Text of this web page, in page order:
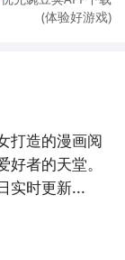
(体验好游戏)
打造的漫画阅
者的天堂。
实时更新...